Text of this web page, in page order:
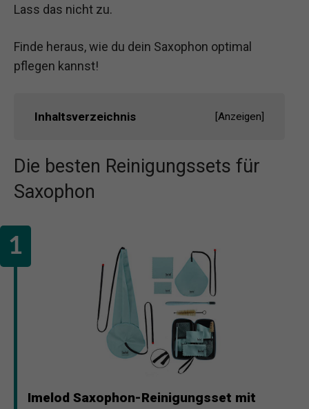
Lass das nicht zu.
Finde heraus, wie du dein Saxophon optimal
pflegen kannst!
Inhaltsverzeichnis [Anzeigen]
Die besten Reinigungssets für
Saxophon
Imelod Saxophon-Reinigungsset mit